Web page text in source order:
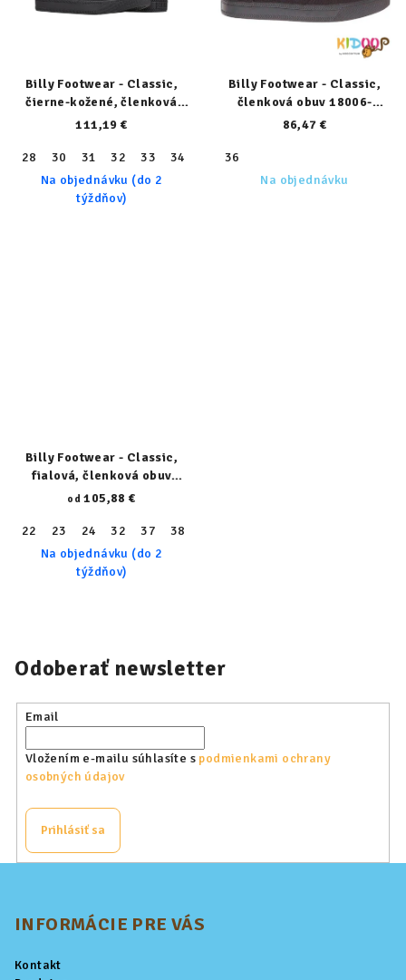
Billy Footwear - Classic,
čierne-kožené, členková
obuv 21300-002-normal
111,19 €
28 30 31 32 33 34
Na objednávku (do 2
týždňov)
Billy Footwear - Classic,
členková obuv 18006-
001/90401-normal
86,47 €
36
Na objednávku
Billy Footwear - Classic,
fialová, členková obuv
24170-530
od 105,88 €
22 23 24 32 37
38
Na objednávku (do 2
týždňov)
Odoberať newsletter
Email
Vložením e-mailu súhlasíte s podmienkami ochrany
osobných údajov
Prihlásiť sa
INFORMÁCIE PRE VÁS
Kontakt